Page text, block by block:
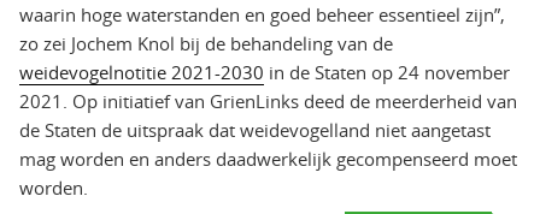
waarin hoge waterstanden en goed beheer essentieel zijn”,
zo zei Jochem Knol bij de behandeling van de
weidevogelnotitie 2021-2030 in de Staten op 24 november
2021. Op initiatief van GrienLinks deed de meerderheid van
de Staten de uitspraak dat weidevogelland niet aangetast
mag worden en anders daadwerkelijk gecompenseerd moet
worden.